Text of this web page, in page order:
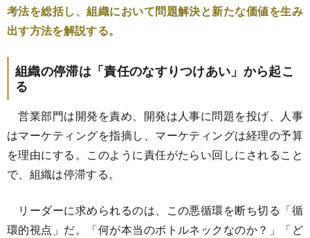
考法を総括し、組織において問題解決と新たな価値を生み
出す方法を解説する。
組織の停滞は「責任のなすりつけあい」から起こ
る
営業部門は開発を責め、開発は人事に問題を投げ、人事
はマーケティングを指摘し、マーケティングは経理の予算
を理由にする。このように責任がたらい回しにされること
で、組織は停滞する。
リーダーに求められるのは、この悪循環を断ち切る「循
環的視点」だ。「何が本当のボトルネックなのか？」「ど